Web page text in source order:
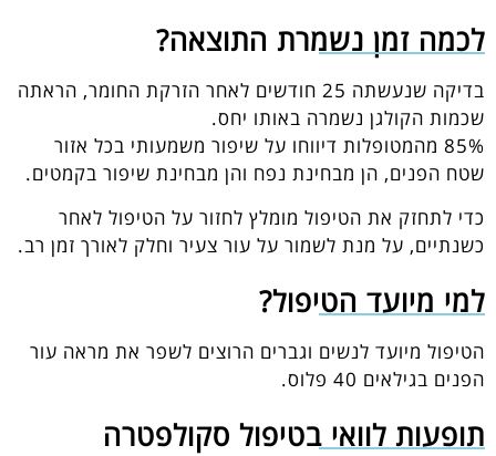
לכמה זמן נשמרת התוצאה?
בדיקה שנעשתה 25 חודשים לאחר הזרקת החומר, הראתה
שכמות הקולגן נשמרה באותו יחס.
85% מהמטופלות דיווחו על שיפור משמעותי בכל אזור
שטח הפנים, הן מבחינת נפח והן מבחינת שיפור בקמטים.
כדי לתחזק את הטיפול מומלץ לחזור על הטיפול לאחר
כשנתיים, על מנת לשמור על עור צעיר וחלק לאורך זמן רב.
למי מיועד הטיפול?
הטיפול מיועד לנשים וגברים הרוצים לשפר את מראה עור
הפנים בגילאים 40 פלוס.
תופעות לוואי בטיפול סקולפטרה